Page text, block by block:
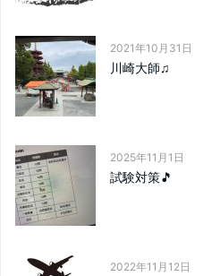
2021年10月31日
川崎大師♫
2025年11月1日
試験対策🎵
2022年11月12日